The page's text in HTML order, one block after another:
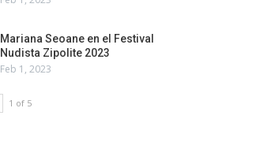
Mariana Seoane en el Festival
Nudista Zipolite 2023
Feb 1, 2023
1 of 5